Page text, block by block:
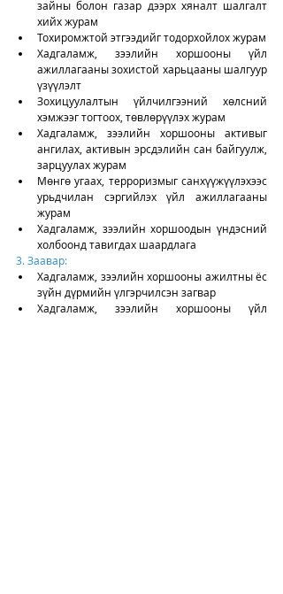
зайны болон газар дээрх хяналт шалгалт
хийх журам
Тохиромжтой этгээдийг тодорхойлох журам
Хадгаламж, зээлийн хоршооны үйл
ажиллагааны зохистой харьцааны шалгуур
үзүүлэлт
Зохицуулалтын үйлчилгээний хөлсний
хэмжээг тогтоох, төвлөрүүлэх журам
Хадгаламж, зээлийн хоршооны активыг
ангилах, активын эрсдэлийн сан байгуулж,
зарцуулах журам
Мөнгө угаах, терроризмыг санхүүжүүлэхээс
урьдчилан сэргийлэх үйл ажиллагааны
журам
Хадгаламж, зээлийн хоршоодын үндэсний
холбоонд тавигдах шаардлага
3. Заавар:
Хадгаламж, зээлийн хоршооны ажилтны ёс
зүйн дүрмийн үлгэрчилсэн загвар
Хадгаламж, зээлийн хоршооны үйл